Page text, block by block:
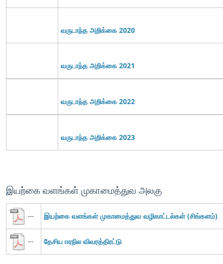
வருடாந்த அறிக்கை 2020
வருடாந்த அறிக்கை 2021
வருடாந்த அறிக்கை 2022
வருடாந்த அறிக்கை 2023
இயற்கை வளங்கள் முகாமைத்துவ அலகு
--- இயற்கை வளங்கள் முகாமைத்துவ வழிகாட்டல்கள் (சிங்களம்)
--- தேசிய ஈரநில விவரத்திரட்டு